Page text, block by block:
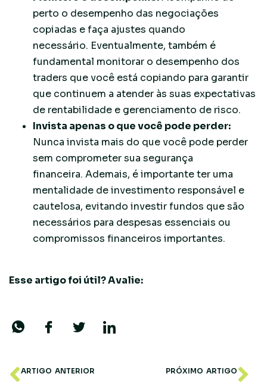
perto o desempenho das negociações
copiadas e faça ajustes quando
necessário. Eventualmente, também é
fundamental monitorar o desempenho dos
traders que você está copiando para garantir
que continuem a atender às suas expectativas
de rentabilidade e gerenciamento de risco.
Invista apenas o que você pode perder:
Nunca invista mais do que você pode perder
sem comprometer sua segurança
financeira. Ademais, é importante ter uma
mentalidade de investimento responsável e
cautelosa, evitando investir fundos que são
necessários para despesas essenciais ou
compromissos financeiros importantes.
Esse artigo foi útil? Avalie:
ARTIGO ANTERIOR PRÓXIMO ARTIGO